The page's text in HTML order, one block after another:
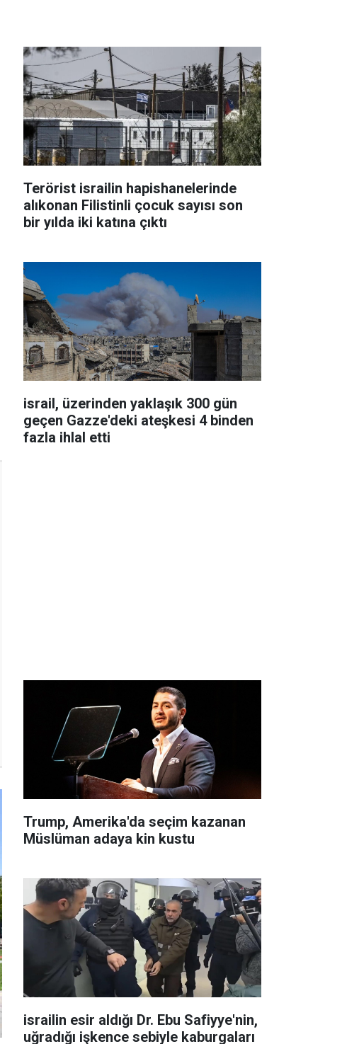
Terörist israilin hapishanelerinde
alıkonan Filistinli çocuk sayısı son
bir yılda iki katına çıktı
israil, üzerinden yaklaşık 300 gün
geçen Gazze'deki ateşkesi 4 binden
fazla ihlal etti
Trump, Amerika'da seçim kazanan
Müslüman adaya kin kustu
israilin esir aldığı Dr. Ebu Safiyye'nin,
uğradığı işkence sebiyle kaburgaları